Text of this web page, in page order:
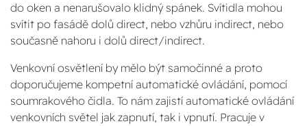
do oken a nenarušovalo klidný spánek. Svítidla mohou
svítit po fasádě dolů direct, nebo vzhůru indirect, nebo
současně nahoru i dolů direct/indirect.
Venkovní osvětlení by mělo být samočinné a proto
doporučujeme kompetní automatické ovládání, pomocí
soumrakového čidla. To nám zajistí automatické ovládání
venkovních světel jak zapnutí, tak i vpnutí. Pracuje v